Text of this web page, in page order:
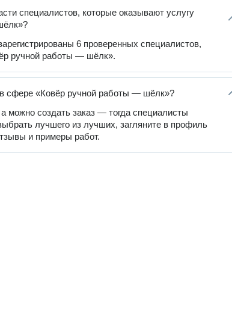
специалистов, которые оказывают услугу
6 проверенных специалистов,
ручной работы — шёлк».
сфере «Ковёр ручной работы — шёлк»?
можно создать заказ — тогда специалисты
лучшего из лучших, загляните в профиль
и примеры работ.